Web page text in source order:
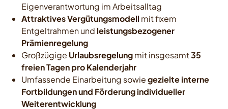
Eigenverantwortung im Arbeitsalltag
Attraktives Vergütungsmodell mit fixem
Entgeltrahmen und leistungsbezogener
Prämienregelung
Großzügige Urlaubsregelungmit insgesamt35
freien Tagen pro Kalenderjahr
Umfassende Einarbeitung sowiegezielte interne
Fortbildungen und Förderung individueller
Weiterentwicklung